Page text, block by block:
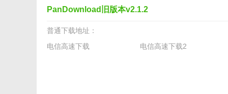
PanDownload旧版本v2.1.2
普通下载地址：
电信高速下载
电信高速下载2